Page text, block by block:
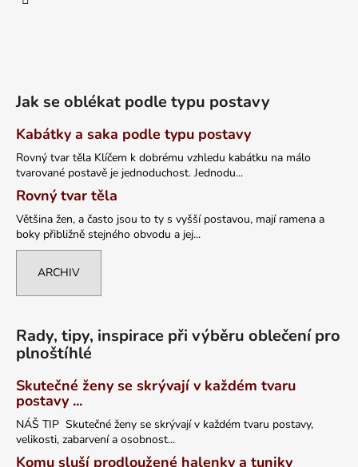
Jak se oblékat podle typu postavy
Kabátky a saka podle typu postavy
Rovný tvar těla Klíčem k dobrému vzhledu kabátku na málo
tvarované postavě je jednoduchost. Jednodu...
Rovný tvar těla
Většina žen, a často jsou to ty s vyšší postavou, mají ramena a
boky přibližně stejného obvodu a jej...
ARCHIV
Rady, tipy, inspirace při výběru oblečení pro
plnoštíhlé
Skutečné ženy se skrývají v každém tvaru
postavy ...
NÁŠ TIP Skutečné ženy se skrývají v každém tvaru postavy,
velikosti, zabarvení a osobnost...
Komu sluší prodloužené halenky a tuniky